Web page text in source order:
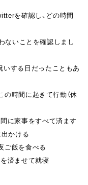
を確認し、どの時間
ないことを確認しまし
する日だったこともあ
の時間に起きて行動（休
に家事をすべて済ます
かける
ご飯を食べる
済ませて就寝